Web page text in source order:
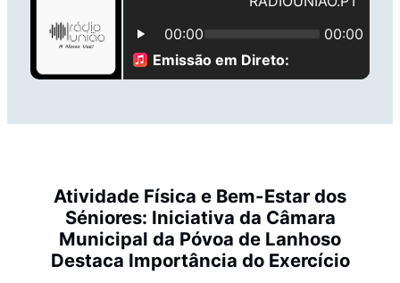
Atividade Física e Bem-Estar dos
Séniores: Iniciativa da Câmara
Municipal da Póvoa de Lanhoso
Destaca Importância do Exercício